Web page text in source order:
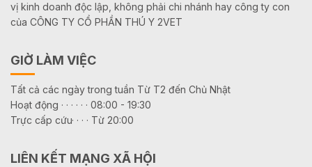
vị kinh doanh độc lập, không phải chi nhánh hay công ty con
của CÔNG TY CỔ PHẦN THÚ Y 2VET
GIỜ LÀM VIỆC
Tất cả các ngày trong tuần Từ T2 đến Chủ Nhật
Hoạt động · · · · · · 08:00 - 19:30
Trực cấp cứu· · · · Từ 20:00
LIÊN KẾT MẠNG XÃ HỘI